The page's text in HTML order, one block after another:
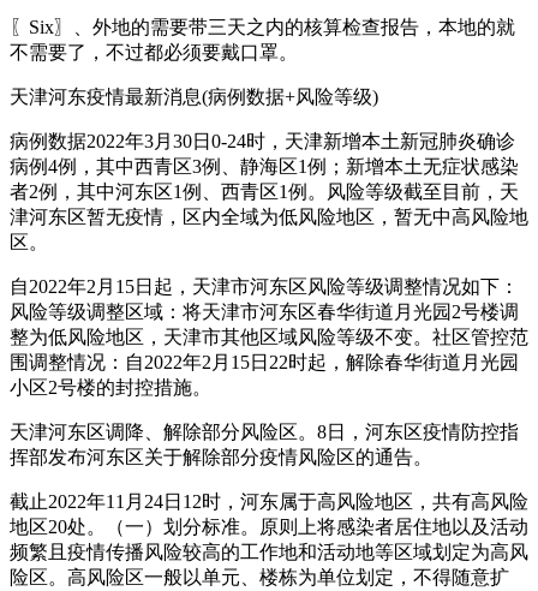
〖Six〗、外地的需要带三天之内的核算检查报告，本地的就
不需要了，不过都必须要戴口罩。
天津河东疫情最新消息(病例数据+风险等级)
病例数据2022年3月30日0-24时，天津新增本土新冠肺炎确诊
病例4例，其中西青区3例、静海区1例；新增本土无症状感染
者2例，其中河东区1例、西青区1例。风险等级截至目前，天
津河东区暂无疫情，区内全域为低风险地区，暂无中高风险地
区。
自2022年2月15日起，天津市河东区风险等级调整情况如下：
风险等级调整区域：将天津市河东区春华街道月光园2号楼调
整为低风险地区，天津市其他区域风险等级不变。社区管控范
围调整情况：自2022年2月15日22时起，解除春华街道月光园
小区2号楼的封控措施。
天津河东区调降、解除部分风险区。8日，河东区疫情防控指
挥部发布河东区关于解除部分疫情风险区的通告。
截止2022年11月24日12时，河东属于高风险地区，共有高风险
地区20处。（一）划分标准。原则上将感染者居住地以及活动
频繁且疫情传播风险较高的工作地和活动地等区域划定为高风
险区。高风险区一般以单元、楼栋为单位划定，不得随意扩